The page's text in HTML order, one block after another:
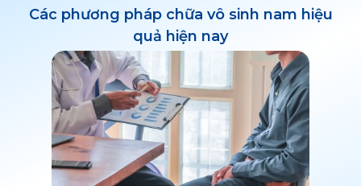
Các phương pháp chữa vô sinh nam hiệu
quả hiện nay